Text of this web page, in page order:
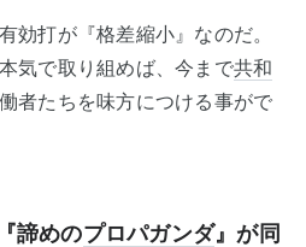
打が『格差縮小』なのだ。
気で取り組めば、今まで共和
者たちを味方につける事がで
諦めのプロパガンダ』が同